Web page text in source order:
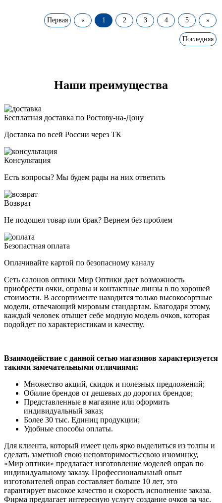
Первая « 1 2 3 4 5 »
Последняя
Наши преимущества
Бесплатная доставка по Ростову-на-Дону
Доставка по всей России через ТК
Консультация
Есть вопросы? Мы будем рады на них ответить
Возврат
Не подошел товар или брак? Вернем без проблем
Безопастная оплата
Оплачивайте картой по безопасному каналу
Сеть салонов оптики Мир Оптики дает возможность
приобрести очки, оправы и контактные линзы в по хорошей
стоимости. В ассортименте находится только высокосортные
модели, отвечающий мировым стандартам. Благодаря этому,
каждый человек отыщет себе модную модель очков, которая
подойдет по характеристикам и качеству.
Взаимодействие с данной сетью магазинов характеризуется
такими замечательными отличиями:
Множество акций, скидок и полезных предложений;
Обилие брендов от дешевых до дорогих брендов;
Представленные в магазине или оформить
индивидуальный заказ;
Более 30 тыс. Единиц продукции;
Удобные способы оплаты.
Для клиента, который имеет цель ярко выделиться из толпы и
сделать заметной свою неповторимостьссвою изюминку,
«Мир оптики» предлагает изготовление моделей оправ по
индивидуальному заказу. Профессиональнаый опыт
изготовителей оправ составляет больше 10 лет, это
гарантирует высокое качество и скорость исполнение заказа.
Фирма предлагает интересную услугу создание очков за час.